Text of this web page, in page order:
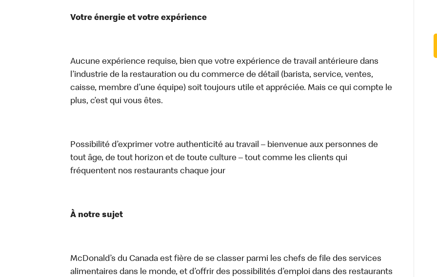
Votre énergie et votre expérience
Aucune expérience requise, bien que votre expérience de travail antérieure dans
l’industrie de la restauration ou du commerce de détail (barista, service, ventes,
caisse, membre d’une équipe) soit toujours utile et appréciée. Mais ce qui compte le
plus, c’est qui vous êtes.
Possibilité d’exprimer votre authenticité au travail – bienvenue aux personnes de
tout âge, de tout horizon et de toute culture – tout comme les clients qui
fréquentent nos restaurants chaque jour
À notre sujet
McDonald’s du Canada est fière de se classer parmi les chefs de file des services
alimentaires dans le monde, et d’offrir des possibilités d’emploi dans des restaurants